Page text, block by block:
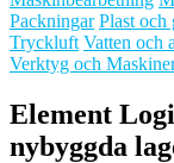
Packningar Plast och
Tryckluft Vatten och
Verktyg och
Element
nybyggda